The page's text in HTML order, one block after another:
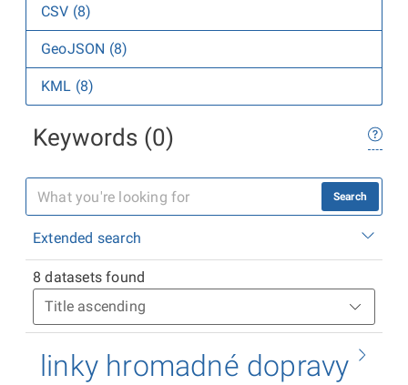
CSV (8)
GeoJSON (8)
KML (8)
Keywords (0)
Search
Extended search
8 datasets found
linky hromadné dopravy